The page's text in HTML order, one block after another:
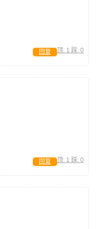
顶: 1 踩: 0
回复
顶: 1 踩: 0
回复